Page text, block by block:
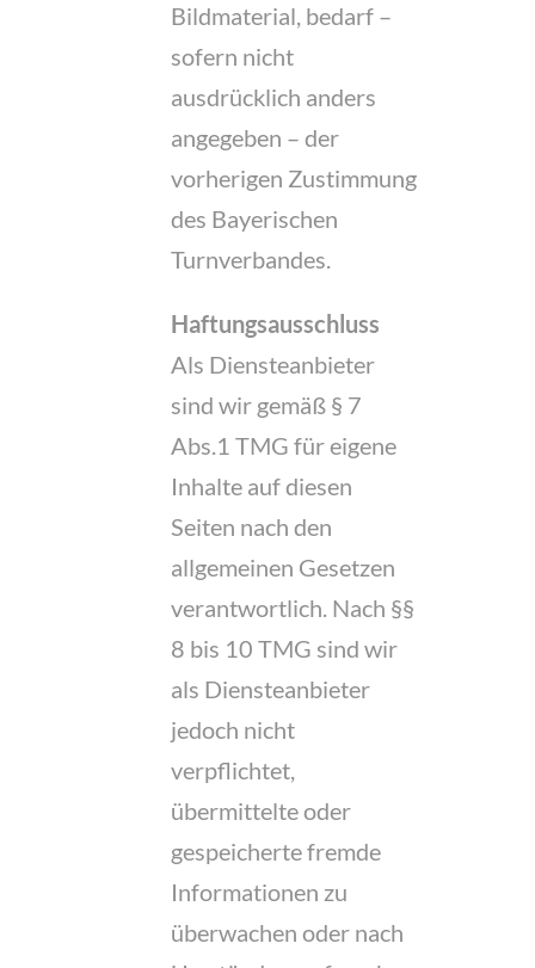
Bildmaterial, bedarf –
sofern nicht
ausdrücklich anders
angegeben – der
vorherigen Zustimmung
des Bayerischen
Turnverbandes.
Haftungsausschluss
Als Diensteanbieter
sind wir gemäß § 7
Abs.1 TMG für eigene
Inhalte auf diesen
Seiten nach den
allgemeinen Gesetzen
verantwortlich. Nach §§
8 bis 10 TMG sind wir
als Diensteanbieter
jedoch nicht
verpflichtet,
übermittelte oder
gespeicherte fremde
Informationen zu
überwachen oder nach